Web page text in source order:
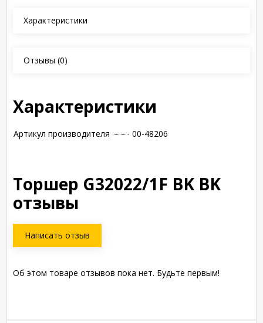
Характеристики
Отзывы (0)
Характеристики
Артикул производителя 00-48206
Торшер G32022/1F BK BK
отзывы
Написать отзыв
Об этом товаре отзывов пока нет. Будьте первым!